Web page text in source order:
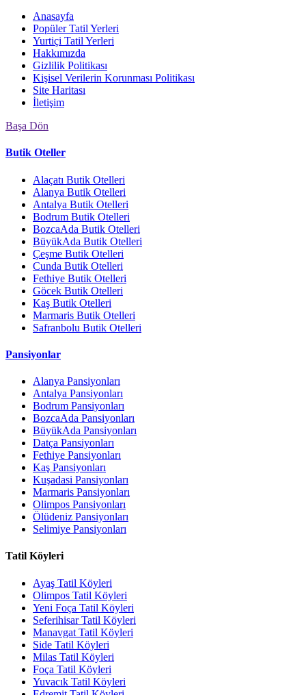
Anasayfa
Popüler Tatil Yerleri
Yurtiçi Tatil Yerleri
Hakkımızda
Gizlilik Politikası
Kişisel Verilerin Korunması Politikası
Site Haritası
İletişim
Başa Dön
Butik Oteller
Alaçatı Butik Otelleri
Alanya Butik Otelleri
Antalya Butik Otelleri
Bodrum Butik Otelleri
BozcaAda Butik Otelleri
BüyükAda Butik Otelleri
Çeşme Butik Otelleri
Cunda Butik Otelleri
Fethiye Butik Otelleri
Göcek Butik Otelleri
Kaş Butik Otelleri
Marmaris Butik Otelleri
Safranbolu Butik Otelleri
Pansiyonlar
Alanya Pansiyonları
Antalya Pansiyonları
Bodrum Pansiyonları
BozcaAda Pansiyonları
BüyükAda Pansiyonları
Datça Pansiyonları
Fethiye Pansiyonları
Kaş Pansiyonları
Kuşadasi Pansiyonları
Marmaris Pansiyonları
Olimpos Pansiyonları
Ölüdeniz Pansiyonları
Selimiye Pansiyonları
Tatil Köyleri
Ayaş Tatil Köyleri
Olimpos Tatil Köyleri
Yeni Foça Tatil Köyleri
Seferihisar Tatil Köyleri
Manavgat Tatil Köyleri
Side Tatil Köyleri
Milas Tatil Köyleri
Foça Tatil Köyleri
Yuvacık Tatil Köyleri